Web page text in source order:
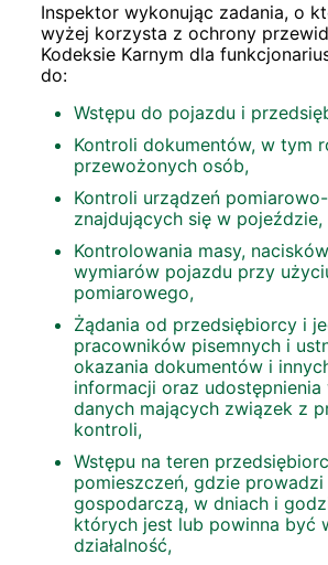
Inspektor wykonując zadania, o
wyżej korzysta z ochrony
Kodeksie Karnym dla
do:
Wstępu do pojazdu i
Kontroli dokumentów, w tym
przewożonych osób,
Kontroli urządzeń
znajdujących się w pojeździe,
Kontrolowania masy,
wymiarów pojazdu przy
pomiarowego,
Żądania od przedsiębiorcy i
pracowników pisemnych i
okazania dokumentów i
informacji oraz udostępnienia
danych mających związek z
kontroli,
Wstępu na teren
pomieszczeń, gdzie prowadzi
gospodarczą, w dniach i
których jest lub powinna być
działalność,